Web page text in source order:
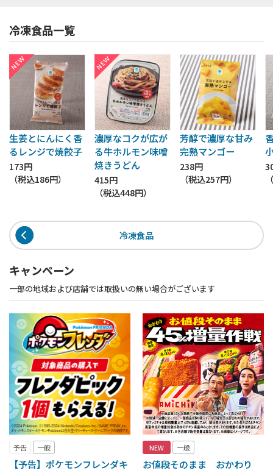
冷凍食品一覧
生姜とにんにく香
るレンジで焼餃子
173円
（税込186円）
濃厚なコクが広が
る牛ホルモン味噌
焼きうどん
415円
（税込448円）
芳醇で濃厚な甘み
完熟マンゴー
238円
（税込257円）
冷凍食品
キャンペーン
一部の地域および店舗では取扱いの無い場合がございます
予告 一般
【予告】ポケモンフレンダキ
NEW 一般
お値段そのまま おかわり